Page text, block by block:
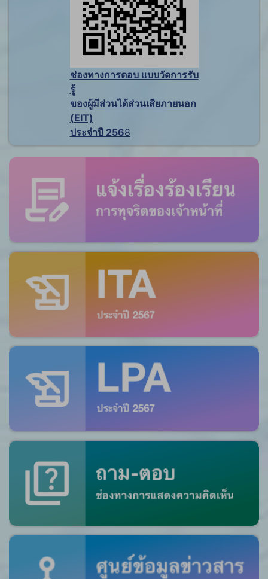
ช่องทางการตอบ แบบวัดการรับ
รู้
ของผู้มีส่วนได้ส่วนเสียภายนอก
(EIT)
ประจำปี 2568